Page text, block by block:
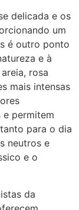
delicada e os
um
é outro ponto
e à
areia, rosa
mais intensas
e permitem
para o dia
neutros e
e o
da